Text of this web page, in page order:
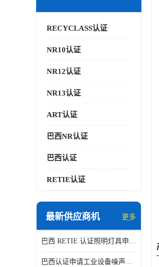
RECYCLASS认证
NR10认证
NR12认证
NR13认证
ART认证
巴西NR认证
巴西认证
RETIE认证
最新供应商机 更多
巴西 RETIE 认证照明灯具申请 RETIE 认证
巴西认证申请工业设备噪声控制认证规范